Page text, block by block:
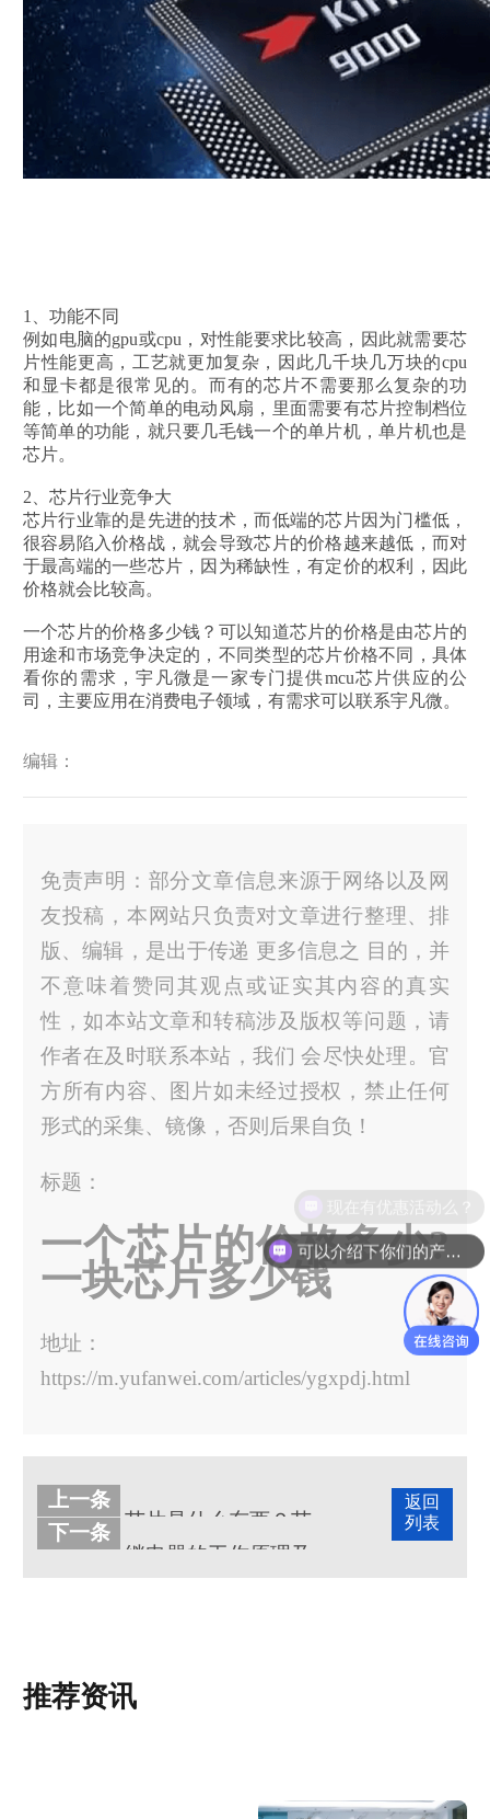
1、功能不同
例如电脑的gpu或cpu，对性能要求比较高，因此就需要芯
片性能更高，工艺就更加复杂，因此几千块几万块的cpu
和显卡都是很常见的。而有的芯片不需要那么复杂的功
能，比如一个简单的电动风扇，里面需要有芯片控制档位
等简单的功能，就只要几毛钱一个的单片机，单片机也是
芯片。
2、芯片行业竞争大
芯片行业靠的是先进的技术，而低端的芯片因为门槛低，
很容易陷入价格战，就会导致芯片的价格越来越低，而对
于最高端的一些芯片，因为稀缺性，有定价的权利，因此
价格就会比较高。
一个芯片的价格多少钱？可以知道芯片的价格是由芯片的
用途和市场竞争决定的，不同类型的芯片价格不同，具体
看你的需求，宇凡微是一家专门提供mcu芯片供应的公
司，主要应用在消费电子领域，有需求可以联系宇凡微。
编辑：
免责声明：部分文章信息来源于网络以及网
友投稿，本网站只负责对文章进行整理、排
版、编辑，是出于传递 更多信息之 目的，并
不意味着赞同其观点或证实其内容的真实
性，如本站文章和转稿涉及版权等问题，请
作者在及时联系本站，我们 会尽快处理。官
方所有内容、图片如未经过授权，禁止任何
形式的采集、镜像，否则后果自负！
标题：
一个芯片的价格多少?
一块芯片多少钱
地址：
https://m.yufanwei.com/articles/ygxpdj.html
返回
列表
上一条
芯片是什么东西？芯片的用途主要用在哪里
下一条
推荐资讯
可以介绍下你们的产品么？